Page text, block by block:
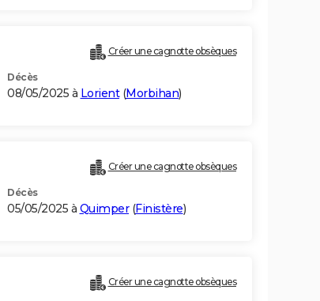
Créer une cagnotte obsèques
Décès
08/05/2025 à Lorient(Morbihan)
Créer une cagnotte obsèques
Décès
05/05/2025 à Quimper(Finistère)
Créer une cagnotte obsèques